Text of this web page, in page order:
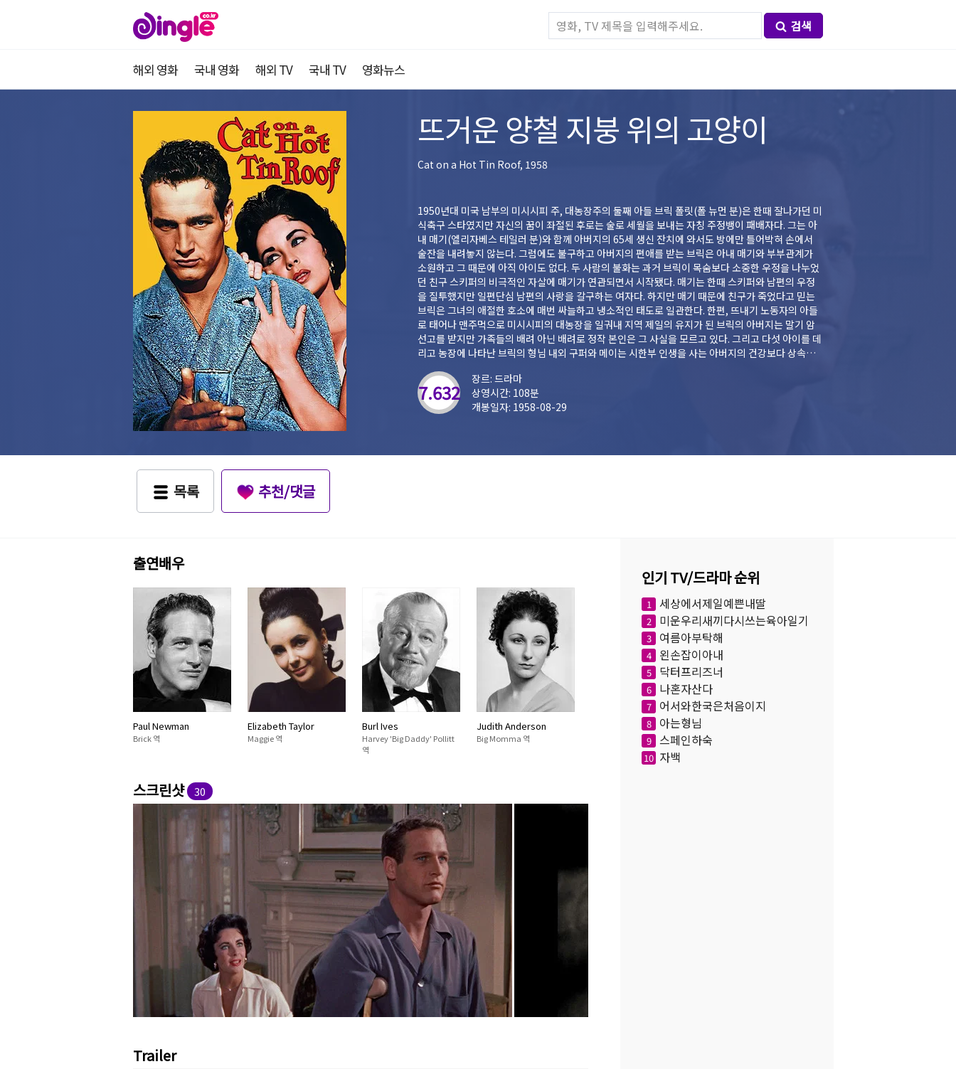
검색
해외 영화 국내 영화 해외 TV 국내 TV 영화뉴스
뜨거운 양철 지붕 위의 고양이
Cat on a Hot Tin Roof, 1958
1950년대 미국 남부의 미시시피 주, 대농장주의 둘째 아들 브릭 폴릿(폴 뉴먼 분)은 한때 잘나가던 미
식축구 스타였지만 자신의 꿈이 좌절된 후로는 술로 세월을 보내는 자칭 주정뱅이 패배자다. 그는 아
내 매기(엘리자베스 테일러 분)와 함께 아버지의 65세 생신 잔치에 와서도 방에만 틀어박혀 손에서
술잔을 내려놓지 않는다. 그럼에도 불구하고 아버지의 편애를 받는 브릭은 아내 매기와 부부관계가
소원하고 그 때문에 아직 아이도 없다. 두 사람의 불화는 과거 브릭이 목숨보다 소중한 우정을 나누었
던 친구 스키퍼의 비극적인 자살에 매기가 연관되면서 시작됐다. 매기는 한때 스키퍼와 남편의 우정
을 질투했지만 일편단심 남편의 사랑을 갈구하는 여자다. 하지만 매기 때문에 친구가 죽었다고 믿는
브릭은 그녀의 애절한 호소에 매번 싸늘하고 냉소적인 태도로 일관한다. 한편, 뜨내기 노동자의 아들
로 태어나 맨주먹으로 미시시피의 대농장을 일궈내 지역 제일의 유지가 된 브릭의 아버지는 말기 암
선고를 받지만 가족들의 배려 아닌 배려로 정작 본인은 그 사실을 모르고 있다. 그리고 다섯 아이를 데
리고 농장에 나타난 브릭의 형님 내외 구퍼와 메이는 시한부 인생을 사는 아버지의 건강보다 상속받
7.632
장르: 드라마
상영시간: 108분
개봉일자: 1958-08-29
목록 추천/댓글
출연배우
Paul Newman
Brick 역
Elizabeth Taylor
Maggie 역
Burl Ives
Harvey 'Big Daddy' Pollitt
역
Judith Anderson
Big Momma 역
스크린샷 30
Trailer
인기 TV/드라마 순위
1 세상에서제일예쁜내딸
2 미운우리새끼다시쓰는육아일기
3 여름아부탁해
4 왼손잡이아내
5 닥터프리즈너
6 나혼자산다
7 어서와한국은처음이지
8 아는형님
9 스페인하숙
10 자백